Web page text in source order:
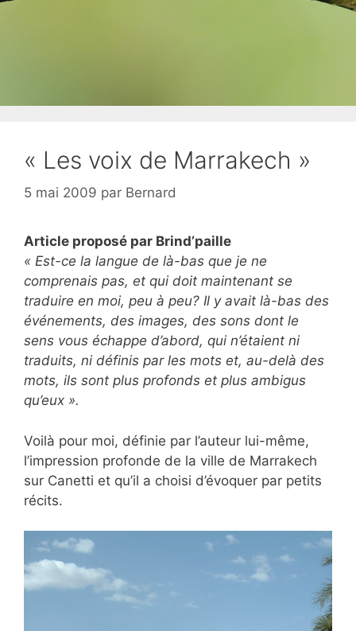
« Les voix de Marrakech »
5 mai 2009 par Bernard
Article proposé par Brind’paille
« Est-ce la langue de là-bas que je ne
comprenais pas, et qui doit maintenant se
traduire en moi, peu à peu? Il y avait là-bas des
événements, des images, des sons dont le
sens vous échappe d’abord, qui n’étaient ni
traduits, ni définis par les mots et, au-delà des
mots, ils sont plus profonds et plus ambigus
qu’eux ».
Voilà pour moi, définie par l’auteur lui-même,
l’impression profonde de la ville de Marrakech
sur Canetti et qu’il a choisi d’évoquer par petits
récits.